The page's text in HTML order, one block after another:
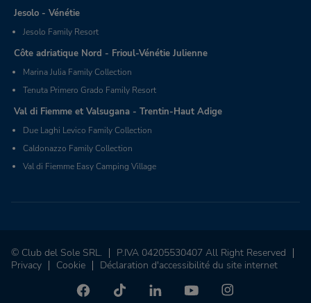
Jesolo - Vénétie
Jesolo Family Resort
Côte adriatique Nord - Frioul-Vénétie Julienne
Marina Julia Family Collection
Tenuta Primero Grado Family Resort
Val di Fiemme et Valsugana - Trentin-Haut Adige
Due Laghi Levico Family Collection
Caldonazzo Family Collection
Val di Fiemme Easy Camping Village
© Club del Sole SRL.
P.IVA 04205530407 All Right Reserved
Privacy
Cookie Déclaration d'accessibilité du site internet